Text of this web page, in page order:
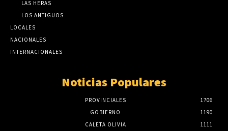
LAS HERAS
LOS ANTIGUOS
LOCALES
NACIONALES
INTERNACIONALES
Noticias Populares
PROVINCIALES
1706
GOBIERNO
1190
CALETA OLIVIA
1111